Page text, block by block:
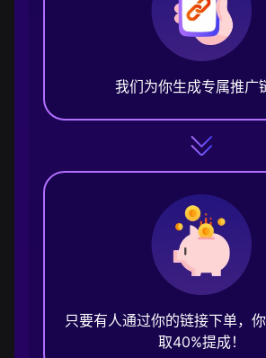
我们为你生成专属推广
只要有人通过你的链接下单，
取40%提成！